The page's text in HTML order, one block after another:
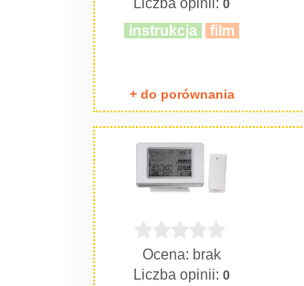
Liczba opinii:0
instrukcja film
+ do porównania
Ocena: brak
Liczba opinii:0